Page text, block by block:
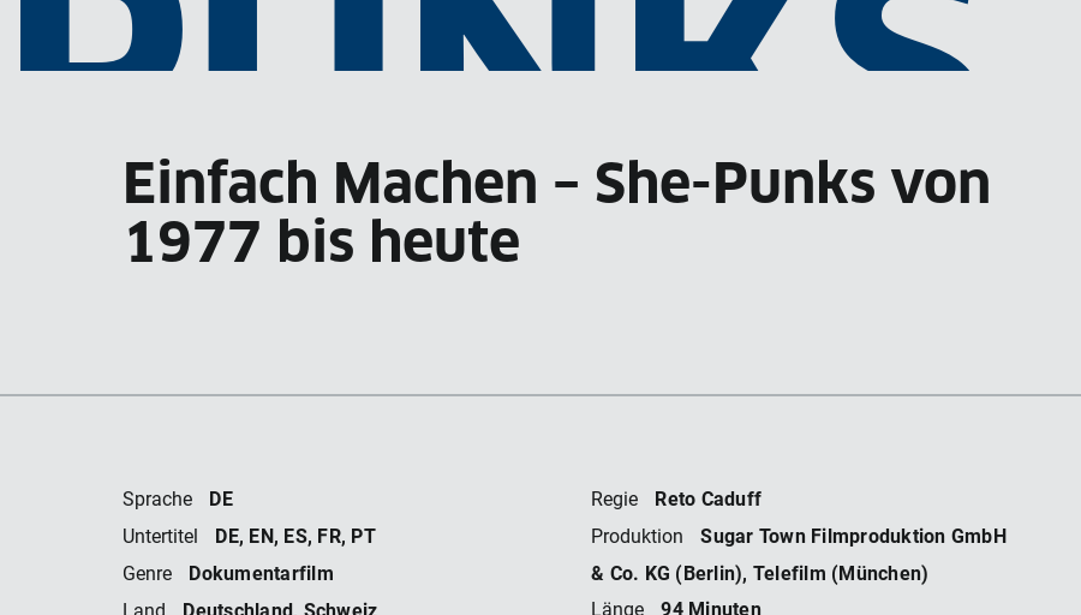
VON
Einfach Machen – She-Punks von
1977 bis heute
Sprache DE
Untertitel DE, EN, ES, FR, PT
Genre Dokumentarfilm
Regie Reto Caduff
Produktion
Sugar Town Filmproduktion GmbH
& Co. KG (Berlin), Telefilm (München)
Länge 94 Minuten